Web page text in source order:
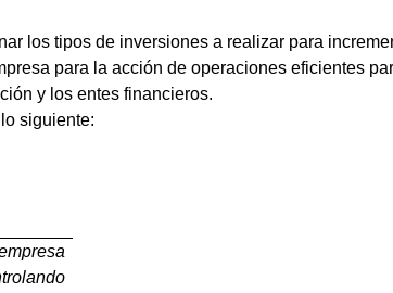
los tipos de inversiones a realizar para
para la acción de operaciones eficientes
y los entes financieros.
siguiente: